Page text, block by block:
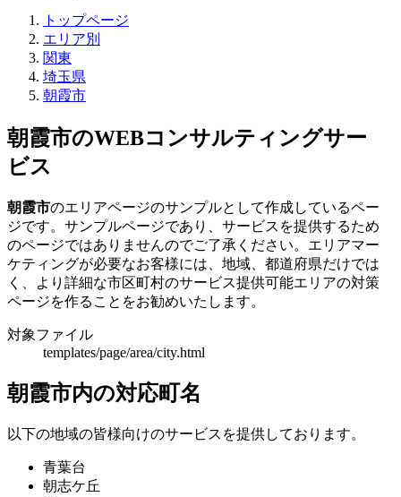
トップページ
エリア別
関東
埼玉県
朝霞市
朝霞市のWEBコンサルティングサー
ビス
朝霞市のエリアページのサンプルとして作成しているペー
ジです。サンプルページであり、サービスを提供するため
のページではありませんのでご了承ください。エリアマー
ケティングが必要なお客様には、地域、都道府県だけでは
く、より詳細な市区町村のサービス提供可能エリアの対策
ページを作ることをお勧めいたします。
対象ファイル
templates/page/area/city.html
朝霞市内の対応町名
以下の地域の皆様向けのサービスを提供しております。
青葉台
朝志ケ丘